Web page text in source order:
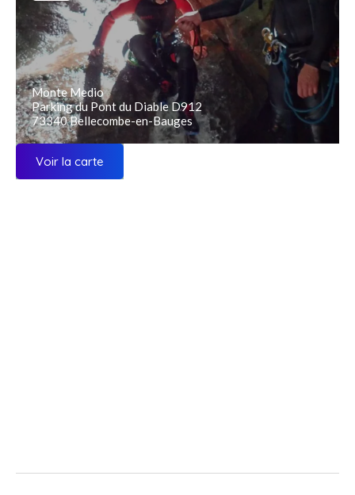
Monte Medio
Parking du Pont du Diable D912
73340 Bellecombe-en-Bauges
Voir la carte